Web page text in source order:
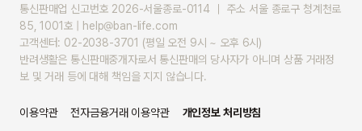
통신판매업 신고번호 2026-서울종로-0114 ｜ 주소 서울 종로구 청계천로
85, 1001호 | help@ban-life.com
고객센터: 02-2038-3701 (평일 오전 9시 ~ 오후 6시)
반려생활은 통신판매중개자로서 통신판매의 당사자가 아니며 상품 거래정
보 및 거래 등에 대해 책임을 지지 않습니다.
이용약관 전자금융거래 이용약관 개인정보 처리방침